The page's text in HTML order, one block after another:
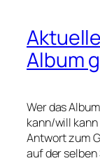
Album
Wer das
kann/will kann
Antwort zum
auf der